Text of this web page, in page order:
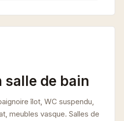
salle de bain
îlot, WC suspendu,
meubles vasque. Salles de